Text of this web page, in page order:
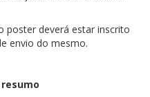
poster deverá estar inscrito
envio do mesmo.